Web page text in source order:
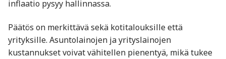
inflaatio pysyy hallinnassa.
Päätös on merkittävä sekä kotitalouksille että
yrityksille. Asuntolainojen ja yrityslainojen
kustannukset voivat vähitellen pienentyä, mikä tukee